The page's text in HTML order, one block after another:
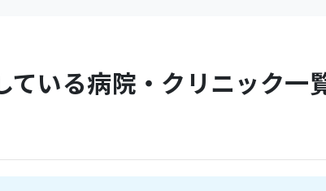
ている病院・クリニック一